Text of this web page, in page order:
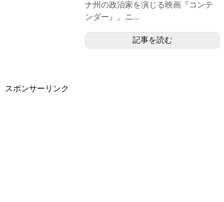
ナ州の政治家を演じる映画『コンテ
ンダー』。ニ...
記事を読む
スポンサーリンク